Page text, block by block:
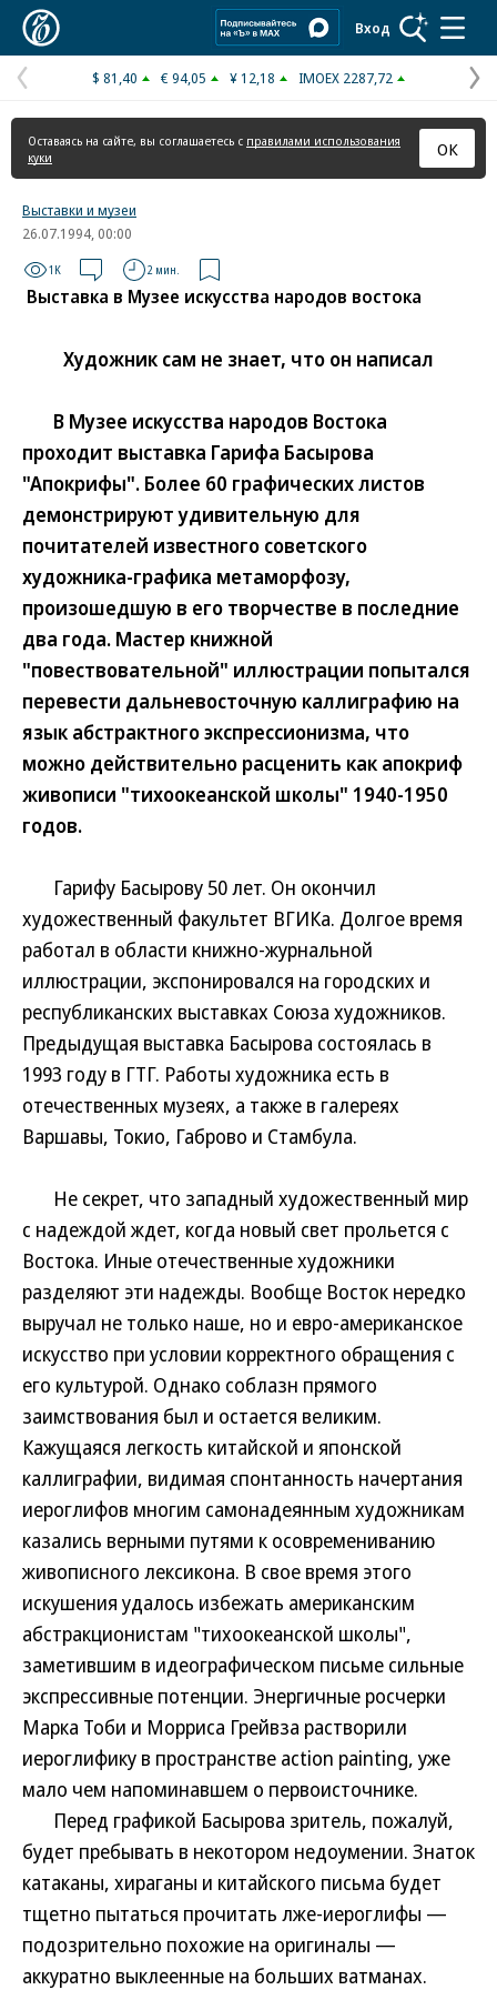
Вход
Предыдущая
страница
$ 81,40 € 94,05 ¥ 12,18 IMOEX 2287,72
Оставаясь на сайте, вы соглашаетесь с правилами использования
куки
ОК
Выставки и музеи
26.07.1994, 00:00
1K 2 мин.
Выставка в Музее искусства народов востока
Художник сам не знает, что он написал
В Музее искусства народов Востока
проходит выставка Гарифа Басырова
"Апокрифы". Более 60 графических листов
демонстрируют удивительную для
почитателей известного советского
художника-графика метаморфозу,
произошедшую в его творчестве в последние
два года. Мастер книжной
"повествовательной" иллюстрации попытался
перевести дальневосточную каллиграфию на
язык абстрактного экспрессионизма, что
можно действительно расценить как апокриф
живописи "тихоокеанской школы" 1940-1950
годов.
Гарифу Басырову 50 лет. Он окончил
художественный факультет ВГИКа. Долгое время
работал в области книжно-журнальной
иллюстрации, экспонировался на городских и
республиканских выставках Союза художников.
Предыдущая выставка Басырова состоялась в
1993 году в ГТГ. Работы художника есть в
отечественных музеях, а также в галереях
Варшавы, Токио, Габрово и Стамбула.
Не секрет, что западный художественный мир
с надеждой ждет, когда новый свет прольется с
Востока. Иные отечественные художники
разделяют эти надежды. Вообще Восток нередко
выручал не только наше, но и евро-американское
искусство при условии корректного обращения с
его культурой. Однако соблазн прямого
заимствования был и остается великим.
Кажущаяся легкость китайской и японской
каллиграфии, видимая спонтанность начертания
иероглифов многим самонадеянным художникам
казались верными путями к осовремениванию
живописного лексикона. В свое время этого
искушения удалось избежать американским
абстракционистам "тихоокеанской школы",
заметившим в идеографическом письме сильные
экспрессивные потенции. Энергичные росчерки
Марка Тоби и Морриса Грейвза растворили
иероглифику в пространстве action painting, уже
мало чем напоминавшем о первоисточнике.
Перед графикой Басырова зритель, пожалуй,
будет пребывать в некотором недоумении. Знаток
катаканы, хираганы и китайского письма будет
тщетно пытаться прочитать лже-иероглифы —
подозрительно похожие на оригиналы —
аккуратно выклеенные на больших ватманах.